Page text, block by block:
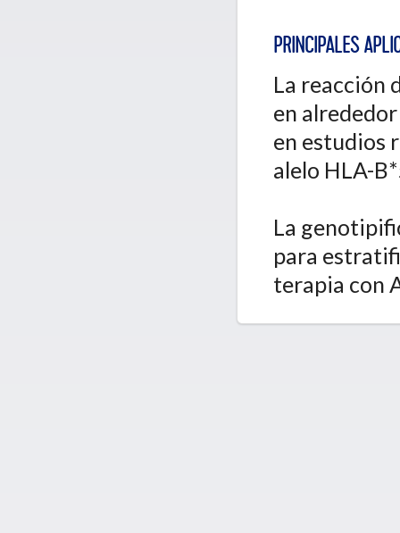
PRINCIPALES
La reacción
en
en estudios
alelo HLA-
La
para
terapia con